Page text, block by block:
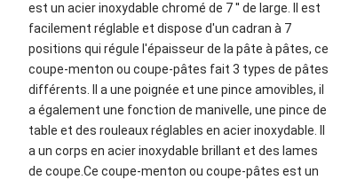
est un acier inoxydable chromé de 7 '' de large. Il est
facilement réglable et dispose d'un cadran à 7
positions qui régule l'épaisseur de la pâte à pâtes, ce
coupe-menton ou coupe-pâtes fait 3 types de pâtes
différents. Il a une poignée et une pince amovibles, il
a également une fonction de manivelle, une pince de
table et des rouleaux réglables en acier inoxydable. Il
a un corps en acier inoxydable brillant et des lames
de coupe.Ce coupe-menton ou coupe-pâtes est un